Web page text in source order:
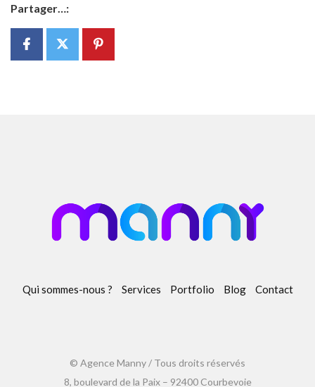
Partager…:
Qui sommes-nous ? Services Portfolio Blog Contact
© Agence Manny / Tous droits réservés
8, boulevard de la Paix – 92400 Courbevoie